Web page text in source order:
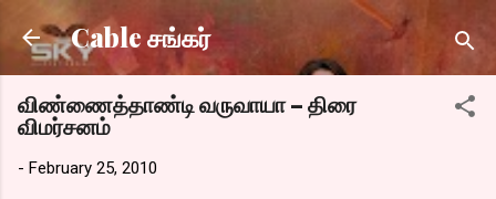
Skip to main content
Cable சங்கர்
விண்ணைத்தாண்டி வருவாயா – திரை
விமர்சனம்
- February 25, 2010